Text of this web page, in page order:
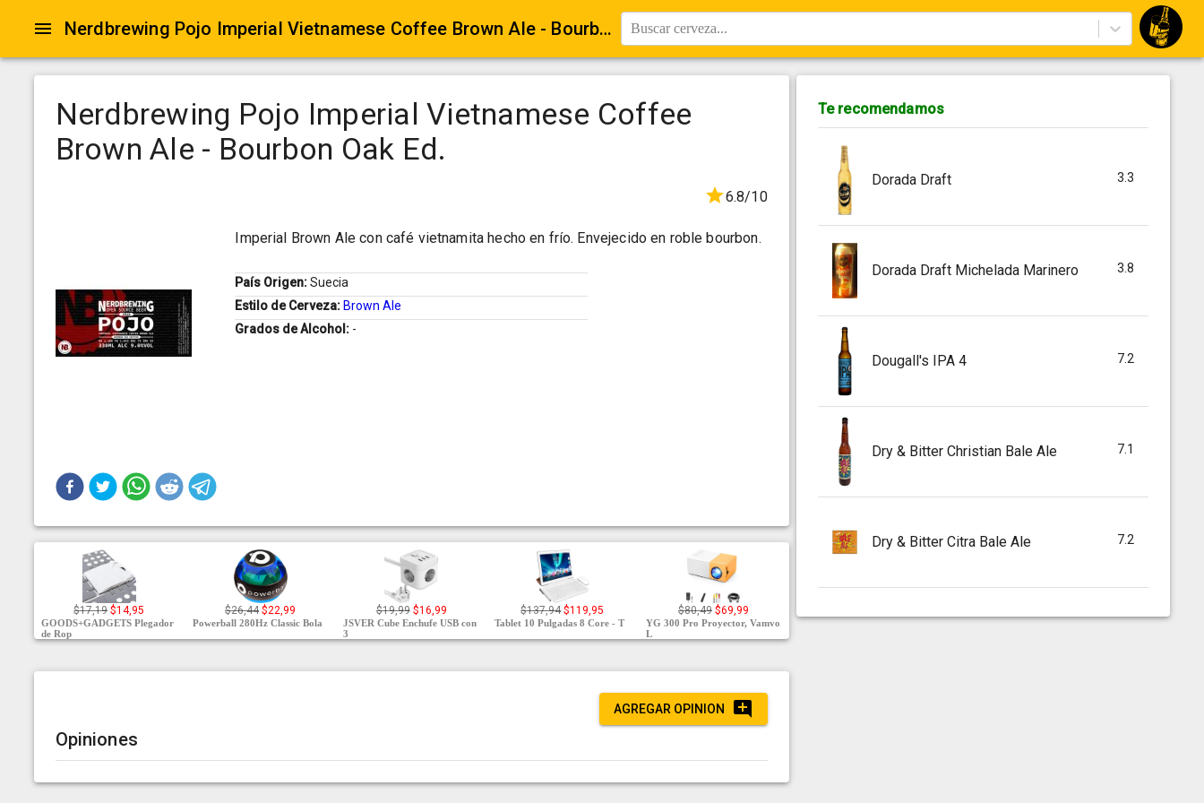
Nerdbrewing Pojo Imperial Vietnamese Coffee Brown Ale - Bourbon Oak Ed. Buscar cerveza...
Nerdbrewing Pojo Imperial Vietnamese Coffee
Brown Ale - Bourbon Oak Ed.
6.8/10
Imperial Brown Ale con café vietnamita hecho en frío. Envejecido en roble bourbon.
País Origen:Suecia
Estilo de Cerveza: Brown Ale
Grados de Alcohol: -
$17,19 $14,95
GOODS+GADGETS Plegador
de Rop
$26,44 $22,99
Powerball 280Hz Classic Bola
$19,99 $16,99
JSVER Cube Enchufe USB con
3
$137,94 $119,95
Tablet 10 Pulgadas 8 Core - T
$80,49 $69,99
YG 300 Pro Proyector, Vamvo
L
AGREGAR OPINION
Opiniones
Te recomendamos
Dorada Draft 3.3
Dorada Draft Michelada Marinero 3.8
Dougall's IPA 4 7.2
Dry & Bitter Christian Bale Ale 7.1
Dry & Bitter Citra Bale Ale 7.2